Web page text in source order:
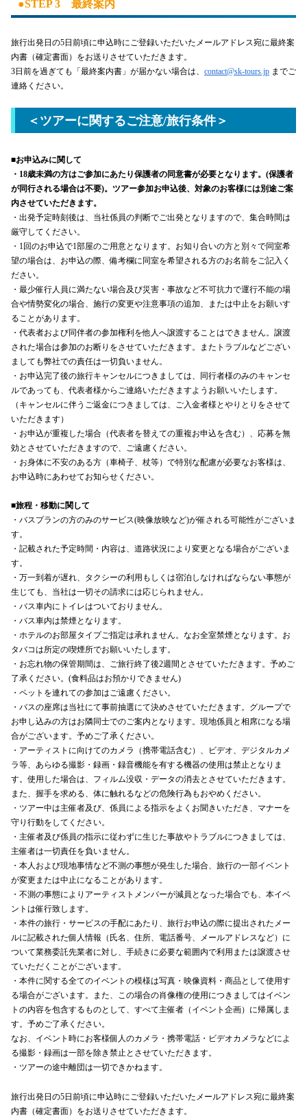
●STEP 3 最終案内
旅行出発日の5日前頃に申込時にご登録いただいたメールアドレス宛に最終案
内書（確定書面）をお送りさせていただきます。
3日前を過ぎても「最終案内書」が届かない場合は、 contact@sk-tours.jp までご
連絡ください。
＜ツアーに関するご注意/旅行条件＞
■お申込みに関して
・18歳未満の方はご参加にあたり保護者の同意書が必要となります。(保護者
が同行される場合は不要)。ツアー参加お申込後、対象のお客様には別途ご案
内させていただきます。
・出発予定時刻後は、当社係員の判断でご出発となりますので、集合時間は
厳守してください。
・1回のお申込で1部屋のご用意となります。お知り合いの方と別々で同室希
望の場合は、お申込の際、備考欄に同室を希望される方のお名前をご記入く
ださい。
・最少催行人員に満たない場合及び災害・事故など不可抗力で運行不能の場
合や情勢変化の場合、施行の変更や注意事項の追加、または中止をお願いす
ることがあります。
・代表者および同伴者の参加権利を他人へ譲渡することはできません。譲渡
された場合は参加のお断りをさせていただきます。またトラブルなどござい
ましても弊社での責任は一切負いません。
・お申込完了後の旅行キャンセルにつきましては、同行者様のみのキャンセ
ルであっても、代表者様からご連絡いただきますようお願いいたします。
（キャンセルに伴うご返金につきましては、ご入金者様とやりとりをさせて
いただきます）
・お申込が重複した場合（代表者を替えての重複お申込を含む）、応募を無
効とさせていただきますので、ご遠慮ください。
・お身体に不安のある方（車椅子、杖等）で特別な配慮が必要なお客様は、
お申込時にあわせてお知らせください。
■旅程・移動に関して
・バスプランの方のみのサービス(映像放映など)が催される可能性がございま
す。
・記載された予定時間・内容は、道路状況により変更となる場合がございま
す。
・万一到着が遅れ、タクシーの利用もしくは宿泊しなければならない事態が
生じても、当社は一切その請求には応じられません。
・バス車内にトイレはついておりません。
・バス車内は禁煙となります。
・ホテルのお部屋タイプご指定は承れません。なお全室禁煙となります。お
タバコは所定の喫煙所でお願いいたします。
・お忘れ物の保管期間は、ご旅行終了後2週間とさせていただきます。予めご
了承ください。(食料品はお預かりできません)
・ペットを連れての参加はご遠慮ください。
・バスの座席は当社にて事前抽選にて決めさせていただきます。グループで
お申し込みの方はお隣同士でのご案内となります。現地係員と相席になる場
合がございます。予めご了承ください。
・アーティストに向けてのカメラ（携帯電話含む）、ビデオ、デジタルカメ
ラ等、あらゆる撮影・録画・録音機能を有する機器の使用は禁止となりま
す。使用した場合は、フィルム没収・データの消去とさせていただきます。
また、握手を求める、体に触れるなどの危険行為もおやめください。
・ツアー中は主催者及び、係員による指示をよくお聞きいただき、マナーを
守り行動をしてください。
・主催者及び係員の指示に従わずに生じた事故やトラブルにつきましては、
主催者は一切責任を負いません。
・本人および現地事情など不測の事態が発生した場合、旅行の一部イベント
が変更または中止になることがあります。
・不測の事態によりアーティストメンバーが減員となった場合でも、本イベ
ントは催行致します。
・本件の旅行・サービスの手配にあたり、旅行お申込の際に提出されたメー
ルに記載された個人情報（氏名、住所、電話番号、メールアドレスなど）に
ついて業務委託先業者に対し、手続きに必要な範囲内で利用または譲渡させ
ていただくことがございます。
・本件に関する全てのイベントの模様は写真・映像資料・商品として使用す
る場合がございます。また、この場合の肖像権の使用につきましてはイベン
トの内容を包含するものとして、すべて主催者（イベント企画）に帰属しま
す。予めご了承ください。
なお、イベント時にお客様個人のカメラ・携帯電話・ビデオカメラなどによ
る撮影・録画は一部を除き禁止とさせていただきます。
・ツアーの途中離団は一切できかねます。
旅行出発日の5日前頃に申込時にご登録いただいたメールアドレス宛に最終案
内書（確定書面）をお送りさせていただきます。